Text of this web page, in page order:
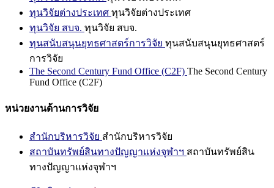
ทุนวิจัยต่างประเทศ ทุนวิจัยต่างประเทศ
ทุนวิจัย สบจ. ทุนวิจัย สบจ.
ทุนสนับสนุนยุทธศาสตร์การวิจัย ทุนสนับสนุนยุทธศาสตร์
การวิจัย
The Second Century Fund Office (C2F) The Second Century
Fund Office (C2F)
หน่วยงานด้านการวิจัย
สำนักบริหารวิจัย สำนักบริหารวิจัย
สถาบันทรัพย์สินทางปัญญาแห่งจุฬาฯ สถาบันทรัพย์สิน
ทางปัญญาแห่งจุฬาฯ